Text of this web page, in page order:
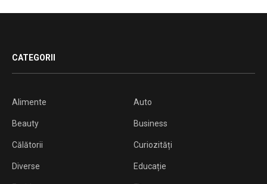
CATEGORII
Alimente Auto
Beauty Business
Călătorii Curiozități
Diverse Educație